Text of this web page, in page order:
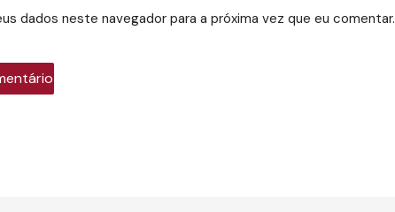
dados neste navegador para a próxima vez que eu comentar.